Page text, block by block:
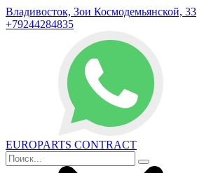
Владивосток, Зои Космодемьянской, 33
+79244284835
EUROPARTS CONTRACT